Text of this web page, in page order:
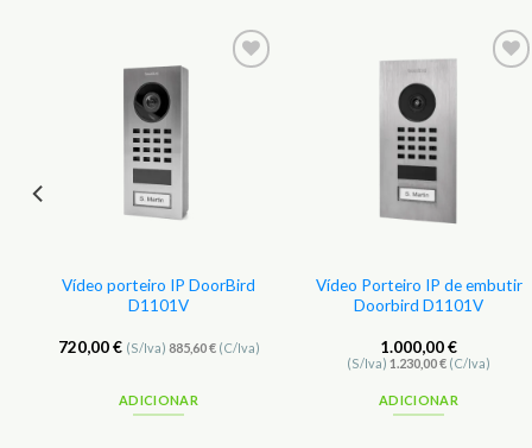
Vídeo porteiro IP DoorBird
D1101V
720,00€ (S/Iva) 885,60€(C/Iva)
ADICIONAR
Vídeo Porteiro IP de embutir
Doorbird D1101V
1.000,00€
(S/Iva) 1.230,00€ (C/Iva)
ADICIONAR